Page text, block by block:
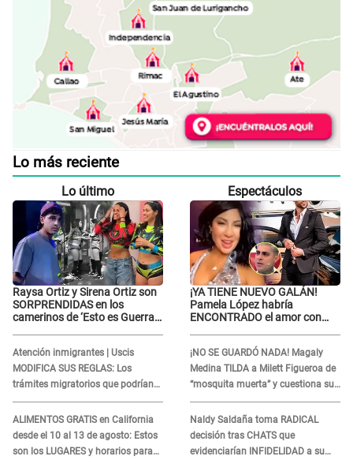
Lo más reciente
Lo último
Raysa Ortiz y Sirena Ortiz son
SORPRENDIDAS en los
camerinos de ‘Esto es Guerra’
Gabriel Moisés: “Gracias”
Atención inmigrantes | Uscis
MODIFICA SUS REGLAS: Los
trámites migratorios que podrían
necesitar tu prueba de ADN
ALIMENTOS GRATIS en California
desde el 10 al 13 de agosto: Estos
son los LUGARES y horarios para
Espectáculos
¡YA TIENE NUEVO GALÁN!
Pamela López habría
ENCONTRADO el amor con
¡NO SE GUARDÓ NADA! Magaly
Medina TILDA a Milett Figueroa de
“mosquita muerta” y cuestiona su
RECONCILIACIÓN con Marcelo
Tinelli en TV argentina
Naldy Saldaña toma RADICAL
decisión tras CHATS que
evidenciarían INFIDELIDAD a su